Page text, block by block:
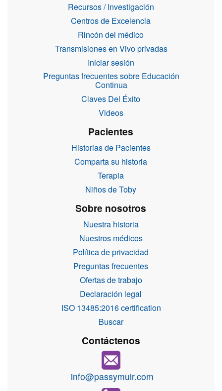
Recursos / Investigación
Centros de Excelencia
Rincón del médico
Transmisiones en Vivo privadas
Iniciar sesión
Preguntas frecuentes sobre Educación
Continua
Claves Del Éxito
Videos
Pacientes
Historias de Pacientes
Comparta su historia
Terapia
Niños de Toby
Sobre nosotros
Nuestra historia
Nuestros médicos
Política de privacidad
Preguntas frecuentes
Ofertas de trabajo
Declaración legal
ISO 13485:2016 certification
Buscar
Contáctenos
info@passymuir.com